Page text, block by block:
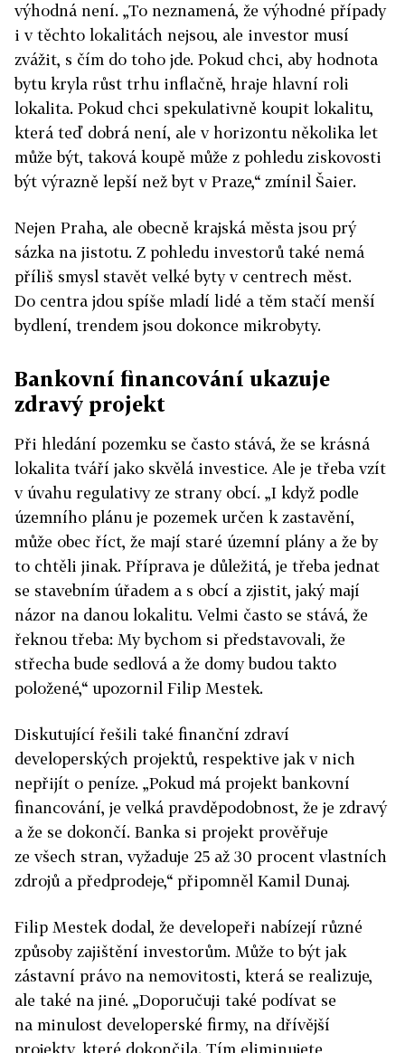
výhodná není. „To neznamená, že výhodné případy
i v těchto lokalitách nejsou, ale investor musí
zvážit, s čím do toho jde. Pokud chci, aby hodnota
bytu kryla růst trhu inflačně, hraje hlavní roli
lokalita. Pokud chci spekulativně koupit lokalitu,
která teď dobrá není, ale v horizontu několika let
může být, taková koupě může z pohledu ziskovosti
být výrazně lepší než byt v Praze,“ zmínil Šaier.
Nejen Praha, ale obecně krajská města jsou prý
sázka na jistotu. Z pohledu investorů také nemá
příliš smysl stavět velké byty v centrech měst.
Do centra jdou spíše mladí lidé a těm stačí menší
bydlení, trendem jsou dokonce mikrobyty.
Bankovní financování ukazuje
zdravý projekt
Při hledání pozemku se často stává, že se krásná
lokalita tváří jako skvělá investice. Ale je třeba vzít
v úvahu regulativy ze strany obcí. „I když podle
územního plánu je pozemek určen k zastavění,
může obec říct, že mají staré územní plány a že by
to chtěli jinak. Příprava je důležitá, je třeba jednat
se stavebním úřadem a s obcí a zjistit, jaký mají
názor na danou lokalitu. Velmi často se stává, že
řeknou třeba: My bychom si představovali, že
střecha bude sedlová a že domy budou takto
položené,“ upozornil Filip Mestek.
Diskutující řešili také finanční zdraví
developerských projektů, respektive jak v nich
nepřijít o peníze. „Pokud má projekt bankovní
financování, je velká pravděpodobnost, že je zdravý
a že se dokončí. Banka si projekt prověřuje
ze všech stran, vyžaduje 25 až 30 procent vlastních
zdrojů a předprodeje,“ připomněl Kamil Dunaj.
Filip Mestek dodal, že developeři nabízejí různé
způsoby zajištění investorům. Může to být jak
zástavní právo na nemovitosti, která se realizuje,
ale také na jiné. „Doporučuji také podívat se
na minulost developerské firmy, na dřívější
projekty, které dokončila. Tím eliminujete